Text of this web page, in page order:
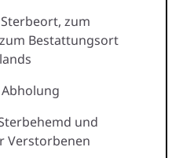
zum
Bestattungsort
und
Verstorbenen